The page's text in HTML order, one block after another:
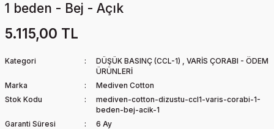
1 beden - Bej - Açık
5.115,00 TL
Kategori DÜŞÜK BASINÇ (CCL-1) , VARİS ÇORABI - ÖDEM
ÜRÜNLERİ
Marka
Mediven Cotton
Stok Kodu
mediven-cotton-dizustu-ccl1-varis-corabi-1-
beden-bej-acik-1
Garanti Süresi
6 Ay